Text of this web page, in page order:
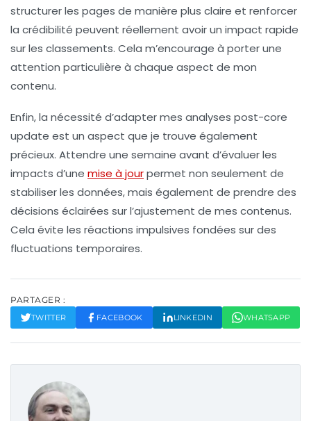
structurer les pages de manière plus claire et renforcer
la crédibilité peuvent réellement avoir un impact rapide
sur les classements. Cela m’encourage à porter une
attention particulière à chaque aspect de mon
contenu.
Enfin, la nécessité d’adapter mes analyses post-core
update est un aspect que je trouve également
précieux. Attendre une semaine avant d’évaluer les
impacts d’une mise à jourpermet non seulement de
stabiliser les données, mais également de prendre des
décisions éclairées sur l’ajustement de mes contenus.
Cela évite les réactions impulsives fondées sur des
fluctuations temporaires.
PARTAGER :
TWITTER FACEBOOK LINKEDIN WHATSAPP